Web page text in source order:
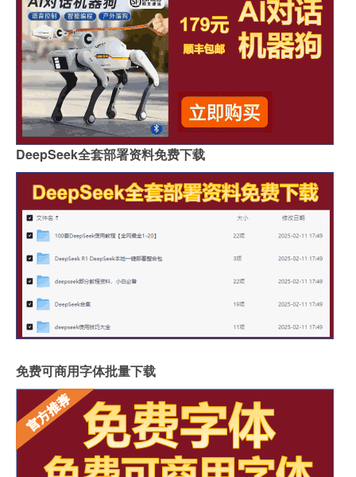
DeepSeek全套部署资料免费下载
免费可商用字体批量下载